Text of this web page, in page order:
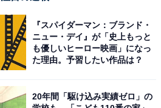
『スパイダーマン：ブランド・
ニュー・デイ』が「史上もっと
も優しいヒーロー映画」になっ
た理由。予習したい作品は？
20年間「駆け込み実績ゼロ」の